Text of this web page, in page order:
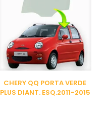
CHERY QQ PORTA VERDE
PLUS DIANT. ESQ.2011-2015